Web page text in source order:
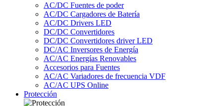
AC/DC Fuentes de poder
AC/DC Cargadores de Batería
AC/DC Drivers LED
DC/DC Convertidores
DC/DC Convertidores driver LED
DC/AC Inversores de Energía
AC/AC Energías Renovables
Accesorios para Fuentes
AC/AC Variadores de frecuencia VDF
AC/AC UPS Online
Protección